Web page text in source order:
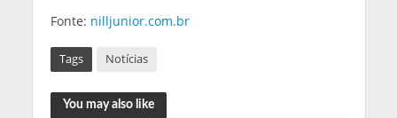
Fonte: nilljunior.com.br
Tags Notícias
You may also like